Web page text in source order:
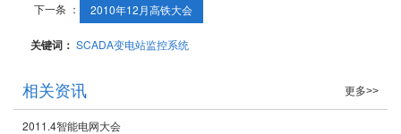
下一条 ： 2010年12月高铁大会
关键词：SCADA变电站监控系统
相关资讯 更多>>
2011.4智能电网大会